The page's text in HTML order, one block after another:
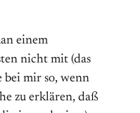
einem
nicht mit (das
mir so, wenn
zu erklären, daß